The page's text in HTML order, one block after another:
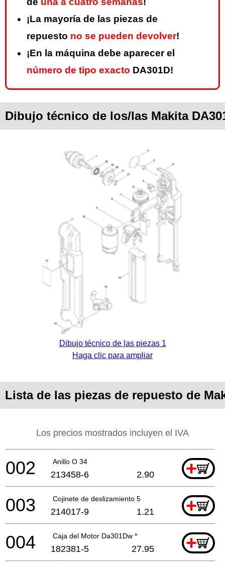
¡La mayoría de las piezas de
repuesto no se pueden devolver!
¡En la máquina debe aparecer el
número de tipo exacto DA301D!
Dibujo técnico de los/las Makita
Dibujo técnico de las piezas 1
Haga clic para ampliar
Lista de las piezas de repuesto de
Los precios mostrados incluyen el IVA
Anillo O 34 +
002 213458-6 2.90
Cojinete de deslizamiento 5 +
003 214017-9 1.21
Caja del Motor Da301Dw * +
004 182381-5 27.95